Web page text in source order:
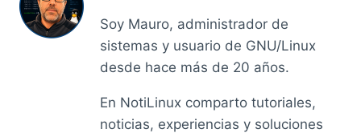
Soy Mauro, administrador de
sistemas y usuario de GNU/Linux
desde hace más de 20 años.
En NotiLinux comparto tutoriales,
noticias, experiencias y soluciones